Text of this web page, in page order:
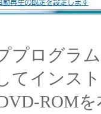
プログラ
てインス
ROM